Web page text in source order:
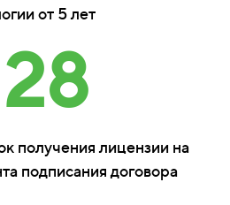
от 5 лет
получения лицензии на
подписания договора